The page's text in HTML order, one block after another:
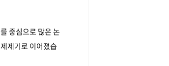
중심으로 많은 논
제기로 이어졌습